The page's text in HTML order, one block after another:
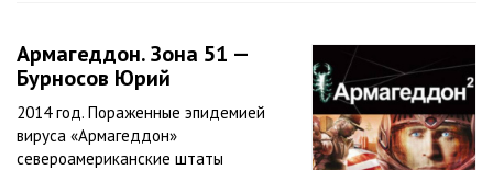
Армагеддон. Зона 51 —
Бурносов Юрий
2014 год. Пораженные эпидемией
вируса «Армагеддон»
североамериканские штаты